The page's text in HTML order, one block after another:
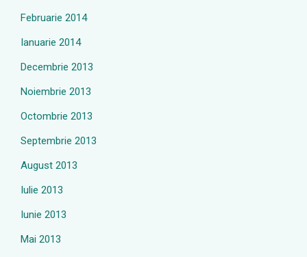
Februarie 2014
Ianuarie 2014
Decembrie 2013
Noiembrie 2013
Octombrie 2013
Septembrie 2013
August 2013
Iulie 2013
Iunie 2013
Mai 2013